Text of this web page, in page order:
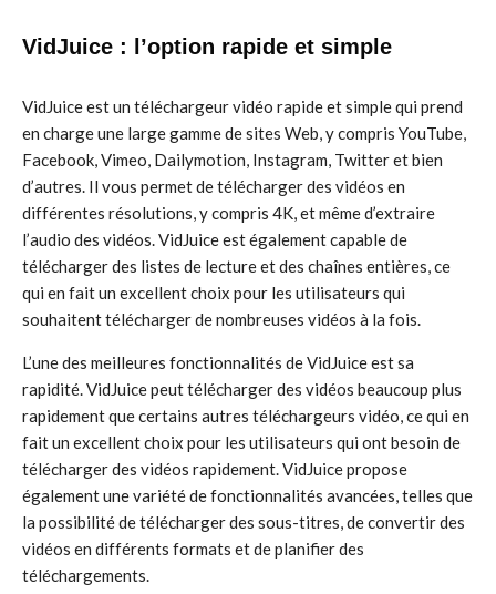
VidJuice : l’option rapide et simple
VidJuice est un téléchargeur vidéo rapide et simple qui prend
en charge une large gamme de sites Web, y compris YouTube,
Facebook, Vimeo, Dailymotion, Instagram, Twitter et bien
d’autres. Il vous permet de télécharger des vidéos en
différentes résolutions, y compris 4K, et même d’extraire
l’audio des vidéos. VidJuice est également capable de
télécharger des listes de lecture et des chaînes entières, ce
qui en fait un excellent choix pour les utilisateurs qui
souhaitent télécharger de nombreuses vidéos à la fois.
L’une des meilleures fonctionnalités de VidJuice est sa
rapidité. VidJuice peut télécharger des vidéos beaucoup plus
rapidement que certains autres téléchargeurs vidéo, ce qui en
fait un excellent choix pour les utilisateurs qui ont besoin de
télécharger des vidéos rapidement. VidJuice propose
également une variété de fonctionnalités avancées, telles que
la possibilité de télécharger des sous-titres, de convertir des
vidéos en différents formats et de planifier des
téléchargements.